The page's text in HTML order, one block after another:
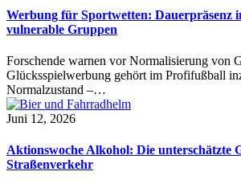
Werbung für Sportwetten: Dauerpräsenz
vulnerable Gruppen
Forschende warnen vor Normalisierung von
Glücksspielwerbung gehört im Profifußball
Normalzustand –…
Juni 12, 2026
Aktionswoche Alkohol: Die unterschätzte
Straßenverkehr